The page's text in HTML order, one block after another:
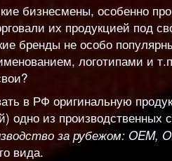
бизнесмены, особенно
их продукцией под
бренды не особо
логотипами и
в РФ оригинальную
одно из
за рубежом: OEM,
вида.